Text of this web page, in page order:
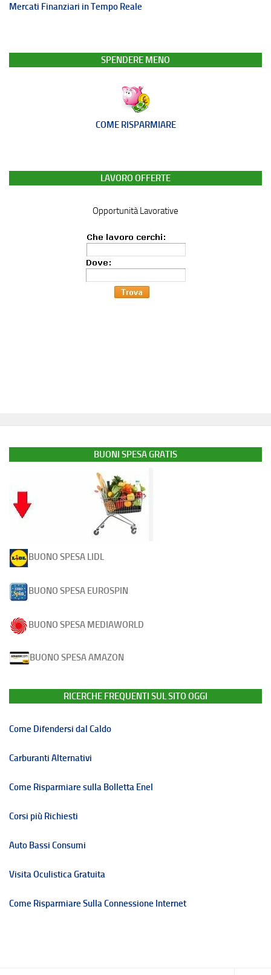
Mercati Finanziari in Tempo Reale
SPENDERE MENO
COME RISPARMIARE
LAVORO OFFERTE
Opportunità Lavorative
BUONI SPESA GRATIS
BUONO SPESA LIDL
BUONO SPESA EUROSPIN
BUONO SPESA MEDIAWORLD
BUONO SPESA AMAZON
RICERCHE FREQUENTI SUL SITO OGGI
Come Difendersi dal Caldo
Carburanti Alternativi
Come Risparmiare sulla Bolletta Enel
Corsi più Richiesti
Auto Bassi Consumi
Visita Oculistica Gratuita
Come Risparmiare Sulla Connessione Internet